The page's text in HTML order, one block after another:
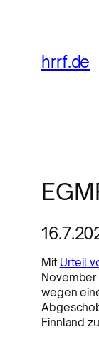
hrrf.de
Mit Urteil
wegen
Finnland